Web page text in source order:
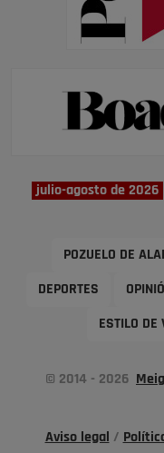
julio-agosto de 2026
POZUELO DE
DEPORTES
ESTILO DE
© 2014 - 2026
Aviso legal /